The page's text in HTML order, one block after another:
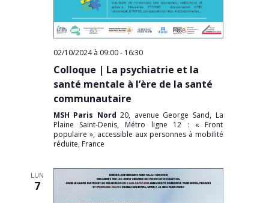
02/10/2024 à 09:00- 16:30
Colloque | La psychiatrie et la
santé mentale à l’ère de la santé
communautaire
MSH Paris Nord20, avenue George Sand, La
Plaine Saint-Denis, Métro ligne 12 : « Front
populaire », accessible aux personnes à mobilité
réduite, France
LUN
7